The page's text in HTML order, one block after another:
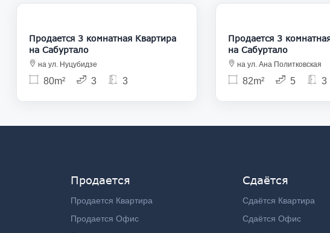
125 000
Продается 3 комнатная Квартира
на Сабуртало
на ул. Нуцубидзе
80m² 3 3
Продается 3 комнатная
на Сабуртало
на ул. Ана Политковская
82m² 5 3
Продается
Продается Квартира
Продается Офис
Сдаётся
Сдаётся Квартира
Сдаётся Офис